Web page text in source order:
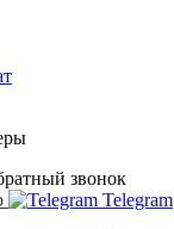
звонок
Telegram